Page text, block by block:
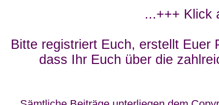
...+++ Klick
Bitte registriert Euch, erstellt Euer
dass Ihr Euch über die